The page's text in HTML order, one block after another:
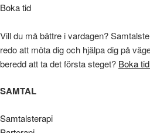
Boka tid
Vill du må bättre i vardagen?
redo att möta dig och hjälpa dig på
beredd att ta det första steget? Boka
SAMTAL
Samtalsterapi